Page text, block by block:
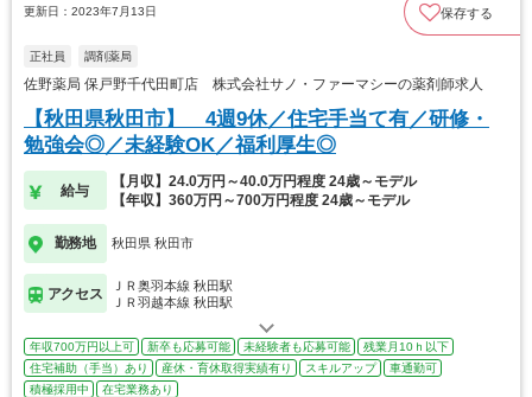
更新日：2023年7月13日 保存する
正社員 調剤薬局
佐野薬局 保戸野千代田町店 株式会社サノ・ファーマシーの薬剤師求人
【秋田県秋田市】 4週9休／住宅手当て有／研修・
勉強会◎／未経験OK／福利厚生◎
給与
【月収】24.0万円～40.0万円程度 24歳～モデル
【年収】360万円～700万円程度 24歳～モデル
勤務地 秋田県 秋田市
アクセス
ＪＲ奥羽本線 秋田駅
ＪＲ羽越本線 秋田駅
年収700万円以上可 新卒も応募可能 未経験者も応募可能
残業月10ｈ以下
住宅補助（手当）あり
産休・育休取得実績有り スキルアップ
車通勤可
積極採用中
在宅業務あり